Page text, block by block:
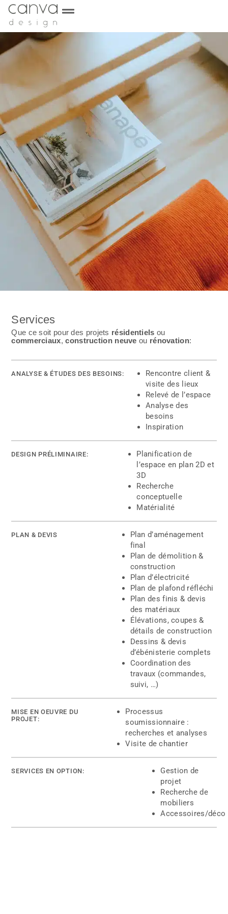
Services
Que ce soit pour des projets résidentiels ou
commerciaux,construction neuve ou rénovation:
ANALYSE & ÉTUDES DES BESOINS:
Rencontre client &
visite des lieux
Relevé de l’espace
Analyse des
besoins
Inspiration
DESIGN PRÉLIMINAIRE:​
Planification de
l’espace en plan 2D et
3D
Recherche
conceptuelle
Matérialité
PLAN & DEVIS
Plan d’aménagement
final
Plan de démolition &
construction
Plan d’électricité
Plan de plafond réfléchi
Plan des finis & devis
des matériaux
Élévations, coupes &
détails de construction
Dessins & devis
d’ébénisterie complets
Coordination des
travaux (commandes,
suivi, …)
MISE EN OEUVRE DU
PROJET:​
Processus
soumissionnaire :
recherches et analyses
Visite de chantier
SERVICES EN OPTION:​
Gestion de
projet
Recherche de
mobiliers
Accessoires/déco